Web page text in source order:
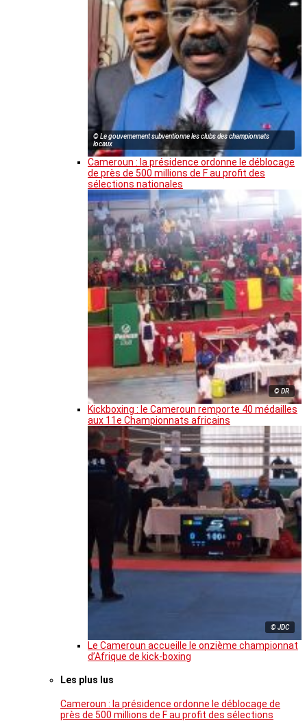
© Le gouvernement subventionne les clubs des championnats
locaux
Cameroun : la présidence ordonne le déblocage
de près de 500 millions de F au profit des
sélections nationales
© DR
Kickboxing : le Cameroun remporte 40 médailles
aux 11e Championnats africains
© JDC
Le Cameroun accueille le onzième championnat
d’Afrique de kick-boxing
Les plus lus
Cameroun : la présidence ordonne le déblocage de
près de 500 millions de F au profit des sélections